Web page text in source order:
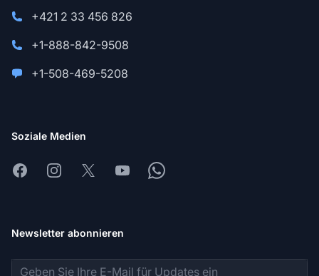
+421 2 33 456 826
+1-888-842-9508
+1-508-469-5208
Soziale Medien
FacebookInstagram
X YoutubeWhatsapp
Newsletter abonnieren
E-Mail-Adresse